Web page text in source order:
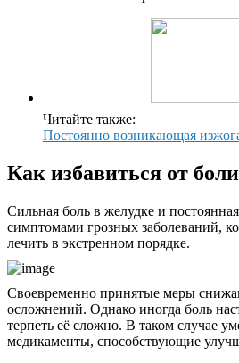
Читайте также:
Постоянно возникающая
Как избавиться от боли
Сильная боль в желудке и
симптомами грозных заболеваний,
лечить в экстренном порядке.
Своевременно принятые меры
осложнений. Однако иногда боль
терпеть её сложно. В таком случае
медикаменты, способствующие